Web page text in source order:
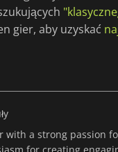
gier, aby uzyskać
with a strong passion